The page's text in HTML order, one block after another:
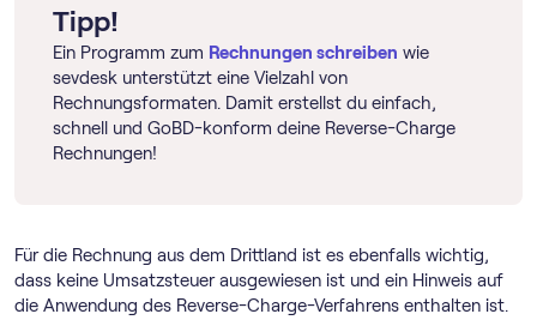
Tipp!
Ein Programm zum Rechnungen schreiben wie
sevdesk unterstützt eine Vielzahl von
Rechnungsformaten. Damit erstellst du einfach,
schnell und GoBD-konform deine Reverse-Charge
Rechnungen!
Für die Rechnung aus dem Drittland ist es ebenfalls wichtig,
dass keine Umsatzsteuer ausgewiesen ist und ein Hinweis auf
die Anwendung des Reverse-Charge-Verfahrens enthalten ist.